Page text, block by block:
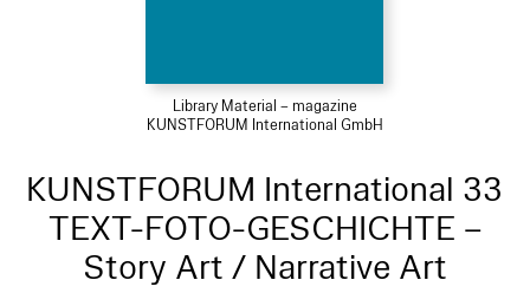
Library Material – magazine
KUNSTFORUM International GmbH
KUNSTFORUM International 33
TEXT-FOTO-GESCHICHTE –
Story Art / Narrative Art